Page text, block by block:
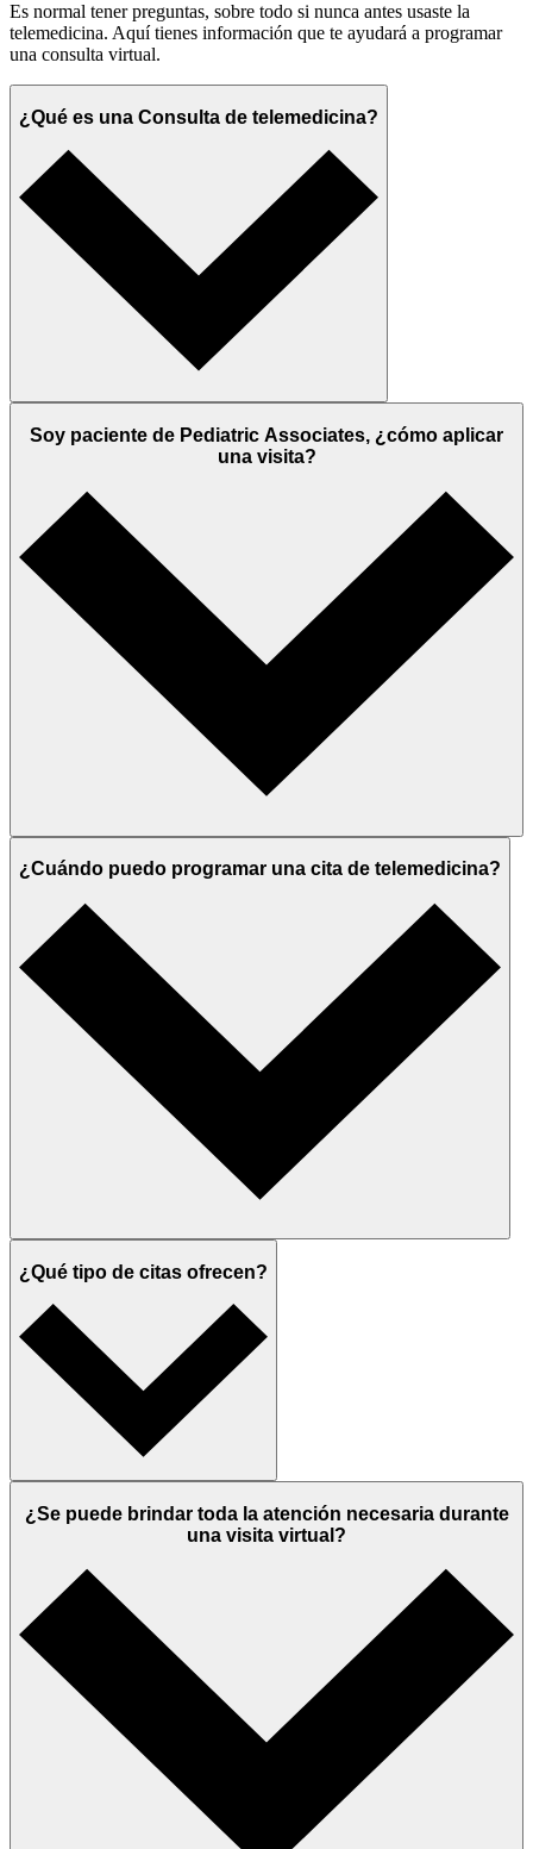
Es normal tener preguntas, sobre todo si nunca antes usaste la
telemedicina. Aquí tienes información que te ayudará a programar
una consulta virtual.
¿Qué es una Consulta de telemedicina?
Soy paciente de Pediatric Associates, ¿cómo aplicar
una visita?
¿Cuándo puedo programar una cita de telemedicina?
¿Qué tipo de citas ofrecen?
¿Se puede brindar toda la atención necesaria durante
una visita virtual?